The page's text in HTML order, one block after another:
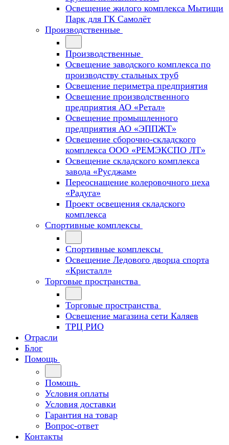
Освещение жилого комплекса Мытищи
Парк для ГК Самолёт
Производственные
Производственные
Освещение заводского комплекса по
производству стальных труб
Освещение периметра предприятия
Освещение производственного
предприятия АО «Ретал»
Освещение промышленного
предприятия АО «ЭППЖТ»
Освещение сборочно-складского
комплекса ООО «РЕМЭКСПО ЛТ»
Освещение складского комплекса
завода «Русджам»
Переоснащение колеровочного цеха
«Радуга»
Проект освещения складского
комплекса
Спортивные комплексы
Спортивные комплексы
Освещение Ледового дворца спорта
«Кристалл»
Торговые пространства
Торговые пространства
Освещение магазина сети Каляев
ТРЦ РИО
Отрасли
Блог
Помощь
Помощь
Условия оплаты
Условия доставки
Гарантия на товар
Вопрос-ответ
Контакты